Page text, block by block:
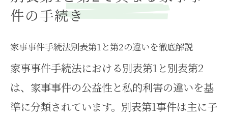
件の手続き
家事事件手続法別表第1と第2の違いを徹底解説
家事事件手続法における別表第1と別表第2
は、家事事件の公益性と私的利害の違いを基
準に分類されています。別表第1事件は主に子